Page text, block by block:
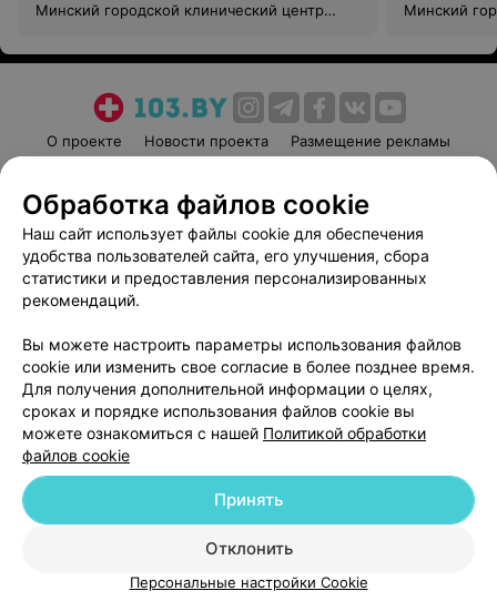
Минский городской клинический центр
Минский
О проекте Новости проекта
Размещение рекламы
Пользовательское соглашение
Способы оплаты
Вакансии
Партнеры
Написать руководителю 103.by
Обработка персональных данных
© 2026 ООО «Артокс Лаб», УНП 191700409
| 220012, Республика Беларусь,
Служба поддержки +375 291212755
Обработка файлов cookie
Наш сайт использует файлы cookie для обеспечения
удобства пользователей сайта, его улучшения, сбора
статистики и предоставления персонализированных
рекомендаций.
Вы можете настроить параметры использования файлов
cookie или изменить свое согласие в более позднее время.
Для получения дополнительной информации о целях,
сроках и порядке использования файлов cookie вы
можете ознакомиться с нашей Политикой обработки
файлов cookie
Отклонить
Принять
Персональные настройки Cookie